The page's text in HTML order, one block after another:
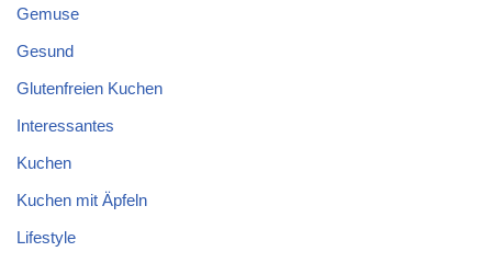
Gemuse
Gesund
Glutenfreien Kuchen
Interessantes
Kuchen
Kuchen mit Äpfeln
Lifestyle